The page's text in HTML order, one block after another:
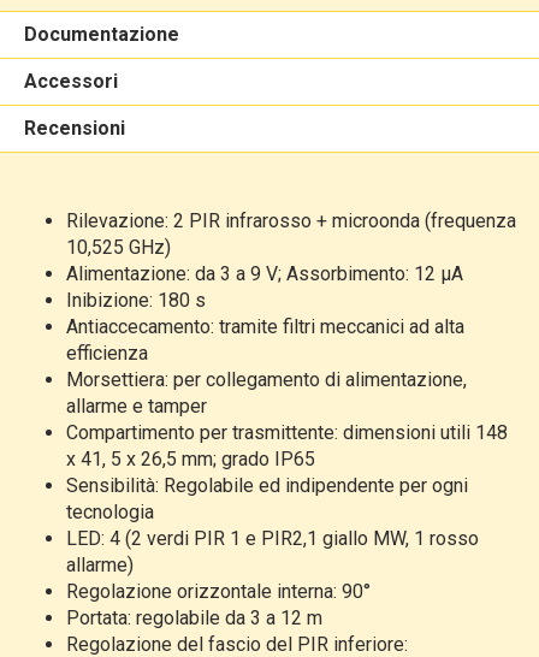
Documentazione
Accessori
Recensioni
Rilevazione: 2 PIR infrarosso + microonda (frequenza
10,525 GHz)
Alimentazione: da 3 a 9 V; Assorbimento: 12 μA
Inibizione: 180 s
Antiaccecamento: tramite filtri meccanici ad alta
efficienza
Morsettiera: per collegamento di alimentazione,
allarme e tamper
Compartimento per trasmittente: dimensioni utili 148
x 41, 5 x 26,5 mm; grado IP65
Sensibilità: Regolabile ed indipendente per ogni
tecnologia
LED: 4 (2 verdi PIR 1 e PIR2,1 giallo MW, 1 rosso
allarme)
Regolazione orizzontale interna: 90°
Portata: regolabile da 3 a 12 m
Regolazione del fascio del PIR inferiore: